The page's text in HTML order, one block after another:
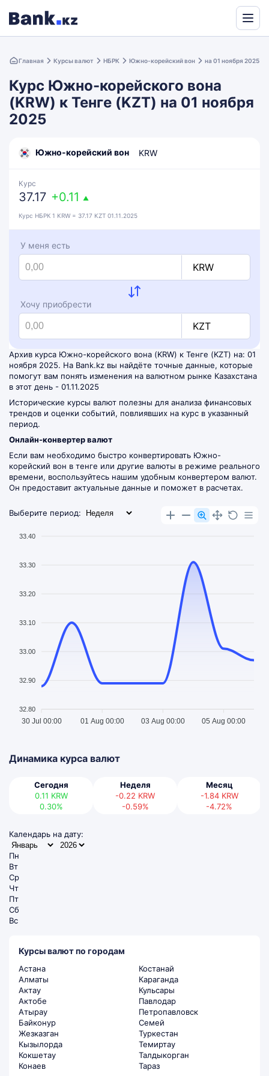
Translate
Главная Курсы валют НБРК Южно-корейский вон на 01 ноября 2025
Курс Южно-корейского вона
(KRW) к Тенге (KZT) на 01 ноября
2025
Южно-корейский вон KRW
Курс
37.17 +0.11 ▲
Курс НБРК 1 KRW = 37.17 KZT 01.11.2025
У меня есть
KRW
Хочу приобрести
KZT
Архив курса Южно-корейского вона (KRW) к Тенге (KZT) на: 01
ноября 2025. На Bank.kz вы найдёте точные данные, которые
помогут вам понять изменения на валютном рынке Казахстана
в этот день - 01.11.2025
Исторические курсы валют полезны для анализа финансовых
трендов и оценки событий, повлиявших на курс в указанный
период.
Онлайн-конвертер валют
Если вам необходимо быстро конвертировать Южно-
корейский вон в тенге или другие валюты в режиме реального
времени, воспользуйтесь нашим удобным конвертером валют.
Он предоставит актуальные данные и поможет в расчетах.
Выберите период:
33.40
33.30
33.20
33.10
33.00
32.90
32.80
30 Jul 00:00 01 Aug 00:00 03 Aug 00:00 05 Aug 00:00
Динамика курса валют
Сегодня
0.11 KRW
0.30%
Неделя
-0.22 KRW
-0.59%
Месяц
-1.84 KRW
-4.72%
Календарь на дату:
Пн
Вт
Ср
Чт
Пт
Сб
Вс
Курсы валют по городам
Астана
Алматы
Актау
Актобе
Атырау
Байконур
Жезказган
Кызылорда
Кокшетау
Конаев
Костанай
Караганда
Кульсары
Павлодар
Петропавловск
Семей
Туркестан
Темиртау
Талдыкорган
Тараз